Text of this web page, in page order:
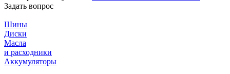
Задать вопрос
Шины
Диски
Масла
и расходники
Аккумуляторы